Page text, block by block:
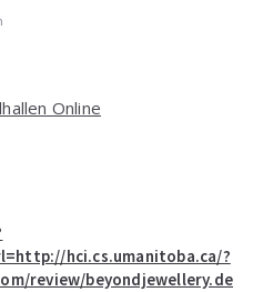
Online
hci.cs.umanitoba.ca/?
review/beyondjewellery.de